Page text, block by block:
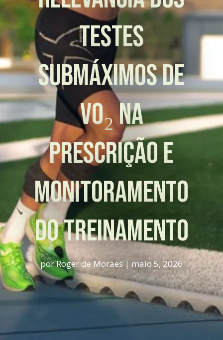
testes
submáximos de
VO₂ na
prescrição e
monitoramento
do treinamento
porRoger de Moraes | maio 5, 2026